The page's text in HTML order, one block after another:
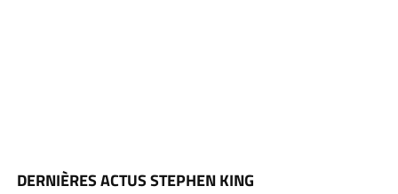
DERNIÈRES ACTUS STEPHEN KING